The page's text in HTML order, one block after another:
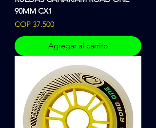
90MM CX1
Precio
COP 37.500
Agregar al carrito